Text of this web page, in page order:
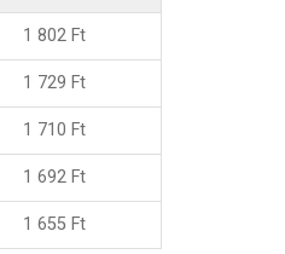
1 802 Ft
1 729 Ft
1 710 Ft
1 692 Ft
1 655 Ft